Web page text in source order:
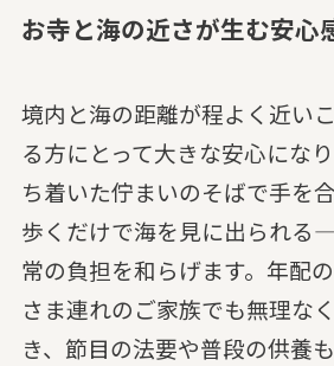
お寺と海の近さが生む安心
境内と海の距離が程よく近い
る方にとって大きな安心にな
ち着いた佇まいのそばで手を
歩くだけで海を見に出られる
常の負担を和らげます。年配
さま連れのご家族でも無理な
き、節目の法要や普段の供養